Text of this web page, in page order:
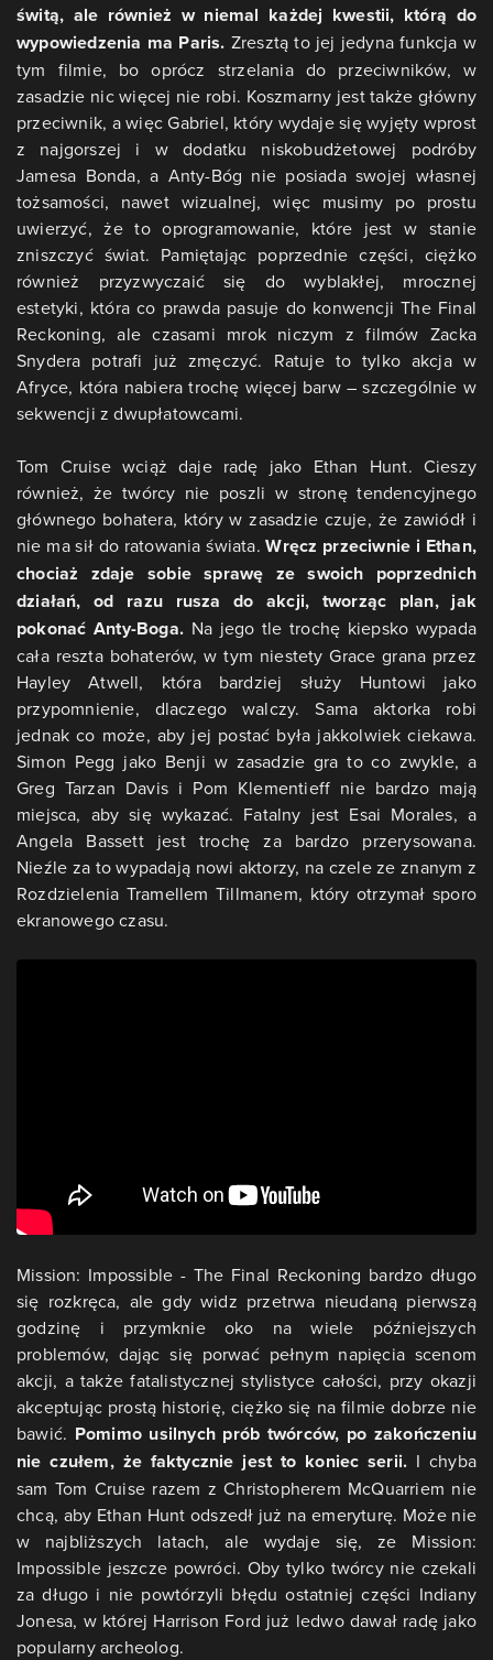
świtą, ale również w niemal każdej kwestii, którą do
wypowiedzenia ma Paris. Zresztą to jej jedyna funkcja w
tym filmie, bo oprócz strzelania do przeciwników, w
zasadzie nic więcej nie robi. Koszmarny jest także główny
przeciwnik, a więc Gabriel, który wydaje się wyjęty wprost
z najgorszej i w dodatku niskobudżetowej podróby
Jamesa Bonda, a Anty-Bóg nie posiada swojej własnej
tożsamości, nawet wizualnej, więc musimy po prostu
uwierzyć, że to oprogramowanie, które jest w stanie
zniszczyć świat. Pamiętając poprzednie części, ciężko
również przyzwyczaić się do wyblakłej, mrocznej
estetyki, która co prawda pasuje do konwencji The Final
Reckoning, ale czasami mrok niczym z filmów Zacka
Snydera potrafi już zmęczyć. Ratuje to tylko akcja w
Afryce, która nabiera trochę więcej barw – szczególnie w
sekwencji z dwupłatowcami.
Tom Cruise wciąż daje radę jako Ethan Hunt. Cieszy
również, że twórcy nie poszli w stronę tendencyjnego
głównego bohatera, który w zasadzie czuje, że zawiódł i
nie ma sił do ratowania świata.Wręcz przeciwnie i Ethan,
chociaż zdaje sobie sprawę ze swoich poprzednich
działań, od razu rusza do akcji, tworząc plan, jak
pokonać Anty-Boga.Na jego tle trochę kiepsko wypada
cała reszta bohaterów, w tym niestety Grace grana przez
Hayley Atwell, która bardziej służy Huntowi jako
przypomnienie, dlaczego walczy. Sama aktorka robi
jednak co może, aby jej postać była jakkolwiek ciekawa.
Simon Pegg jako Benji w zasadzie gra to co zwykle, a
Greg Tarzan Davis i Pom Klementieff nie bardzo mają
miejsca, aby się wykazać. Fatalny jest Esai Morales, a
Angela Bassett jest trochę za bardzo przerysowana.
Nieźle za to wypadają nowi aktorzy, na czele ze znanym z
Rozdzielenia Tramellem Tillmanem, który otrzymał sporo
ekranowego czasu.
Mission: Impossible - The Final Reckoning bardzo długo
się rozkręca, ale gdy widz przetrwa nieudaną pierwszą
godzinę i przymknie oko na wiele późniejszych
problemów, dając się porwać pełnym napięcia scenom
akcji, a także fatalistycznej stylistyce całości, przy okazji
akceptując prostą historię, ciężko się na filmie dobrze nie
bawić. Pomimo usilnych prób twórców, po zakończeniu
nie czułem, że faktycznie jest to koniec serii. I chyba
sam Tom Cruise razem z Christopherem McQuarriem nie
chcą, aby Ethan Hunt odszedł już na emeryturę. Może nie
w najbliższych latach, ale wydaje się, ze Mission:
Impossible jeszcze powróci. Oby tylko twórcy nie czekali
za długo i nie powtórzyli błędu ostatniej części Indiany
Jonesa, w której Harrison Ford już ledwo dawał radę jako
popularny archeolog.